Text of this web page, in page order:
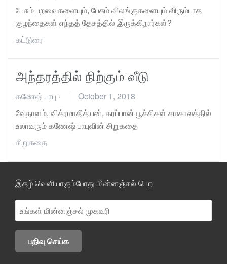
பேசும் பறவைகளையும், பேசும் விலங்குகளையும் விரும்பாத
குழந்தைகள் எந்தத் தேசத்தில் இருக்கிறார்கள்?
கட்டுரை
அந்தரத்தில் நிற்கும் வீடு
கணேஷ் பாபு ·
October 1, 2018
வேதாளம், விக்ரமாதித்யன், கரப்பான் பூச்சிகள் சமகாலத்தில்
உலாவரும் கணேஷ் பாபுவின் சிறுகதை
சிறுகதை
இதழ் வெளியாகும்போது மின்னஞ்சல் பெற